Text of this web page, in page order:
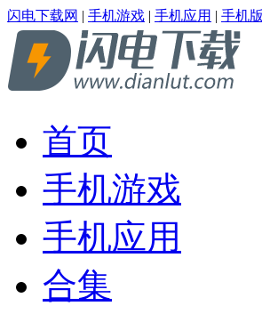
闪电下载网 | 手机游戏 | 手机应用 | 手机版
首页
手机游戏
手机应用
合集